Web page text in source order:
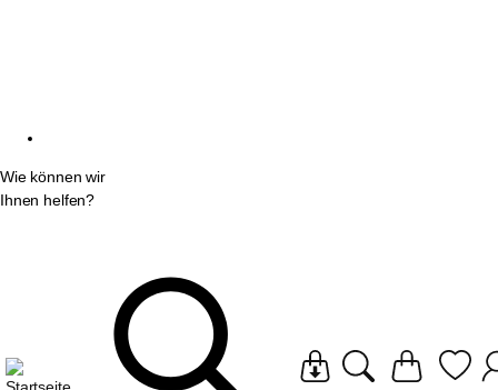
Wie können wir
Ihnen helfen?